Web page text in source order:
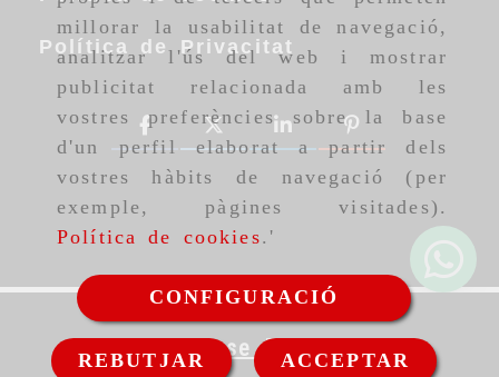
millorar la usabilitat de navegació,
analitzar l'ús del web i mostrar
publicitat relacionada amb les
vostres preferències sobre la base
d'un perfil elaborat a partir dels
vostres hàbits de navegació (per
exemple, pàgines visitades).
Política de cookies.'
CONFIGURACIÓ
REBUTJAR ACCEPTAR
Sense Preu
Política de Privacitat